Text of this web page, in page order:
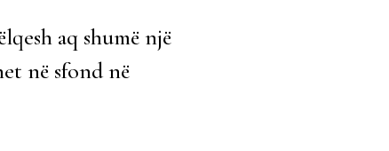
aq shumë një
në sfond në